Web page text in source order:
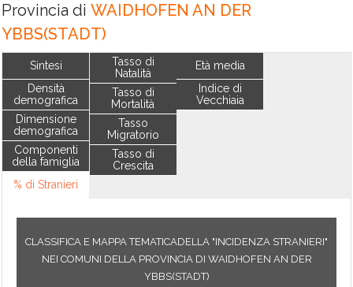
Provincia di WAIDHOFEN AN DER
YBBS(STADT)
Sintesi
Densità
demografica
Dimensione
demografica
Componenti
della famiglia
% di Stranieri
Tasso di
Natalità
Tasso di
Mortalità
Tasso
Migratorio
Tasso di
Crescita
Età media
Indice di
Vecchiaia
CLASSIFICA E MAPPA TEMATICADELLA "INCIDENZA STRANIERI"
NEI COMUNI DELLA PROVINCIA DI WAIDHOFEN AN DER
YBBS(STADT)